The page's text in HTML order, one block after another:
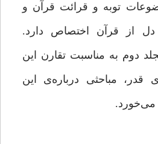
توبه و قرائت قرآن و
دل از قرآن اختصاص دارد.
دوم به مناسبت تقارن این
مباحثی درباره‌ی این